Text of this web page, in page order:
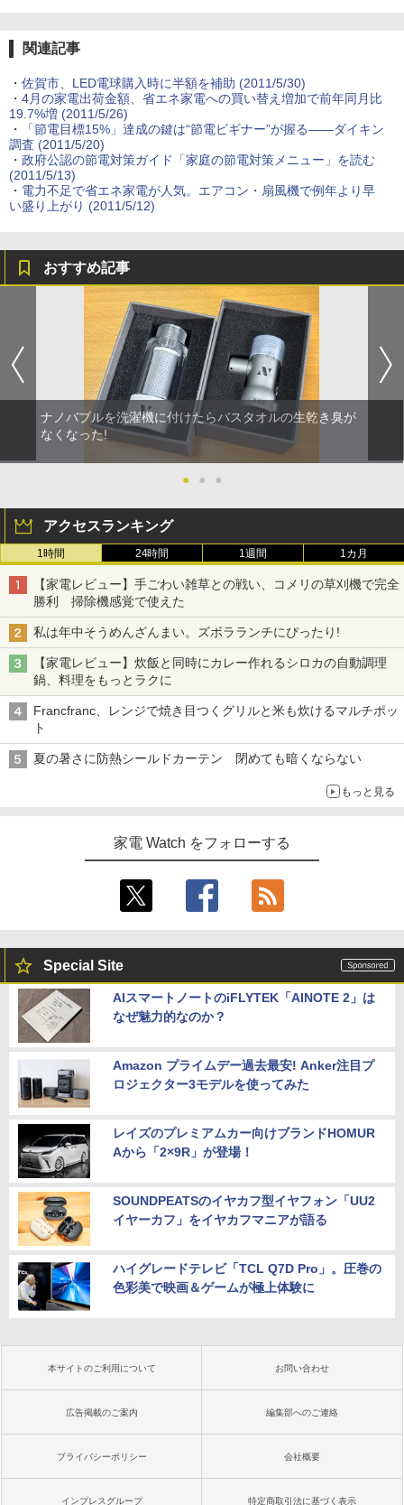
関連記事
・ 佐賀市、LED電球購入時に半額を補助 (2011/5/30)
・ 4月の家電出荷金額、省エネ家電への買い替え増加で前年同月比
19.7%増 (2011/5/26)
・
「節電目標15%」達成の鍵は“節電ビギナー”が握る――ダイキン
調査 (2011/5/20)
・ 政府公認の節電対策ガイド「家庭の節電対策メニュー」を読む
(2011/5/13)
・ 電力不足で省エネ家電が人気。エアコン・扇風機で例年より早
い盛り上がり (2011/5/12)
おすすめ記事
ナノバブルを洗濯機に付けたらバスタオルの生乾き臭が
なくなった!
● ● ●
アクセスランキング
1時間 24時間 1週間 1カ月
【家電レビュー】手ごわい雑草との戦い、コメリの草刈機で完全
勝利 掃除機感覚で使えた
私は年中そうめんざんまい。ズボラランチにぴったり!
【家電レビュー】炊飯と同時にカレー作れるシロカの自動調理
鍋、料理をもっとラクに
Francfranc、レンジで焼き目つくグリルと米も炊けるマルチポッ
ト
夏の暑さに防熱シールドカーテン 閉めても暗くならない
もっと見る
家電 Watch をフォローする
Special Site
AIスマートノートのiFLYTEK「AINOTE 2」は
なぜ魅力的なのか？
Amazon プライムデー過去最安! Anker注目プ
ロジェクター3モデルを使ってみた
レイズのプレミアムカー向けブランドHOMUR
Aから「2×9R」が登場！
SOUNDPEATSのイヤカフ型イヤフォン「UU2
イヤーカフ」をイヤカフマニアが語る
ハイグレードテレビ「TCL Q7D Pro」。圧巻の
色彩美で映画＆ゲームが極上体験に
本サイトのご利用について お問い合わせ
広告掲載のご案内 編集部へのご連絡
プライバシーポリシー 会社概要
インプレスグループ 特定商取引法に基づく表示